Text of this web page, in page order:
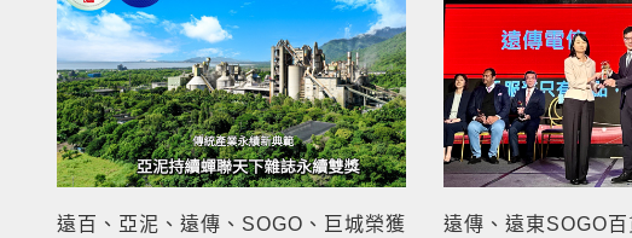
遠百、亞泥、遠傳、SOGO、巨城榮獲
遠傳、遠東SOGO